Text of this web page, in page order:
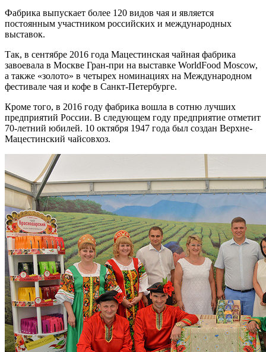
Фабрика выпускает более 120 видов чая и является
постоянным участником российских и международных
выставок.
Так, в сентябре 2016 года Мацестинская чайная фабрика
завоевала в Москве Гран-при на выставке WorldFood Moscow,
а также «золото» в четырех номинациях на Международном
фестивале чая и кофе в Санкт-Петербурге.
Кроме того, в 2016 году фабрика вошла в сотню лучших
предприятий России. В следующем году предприятие отметит
70-летний юбилей. 10 октября 1947 года был создан Верхне-
Мацестинский чайсовхоз.